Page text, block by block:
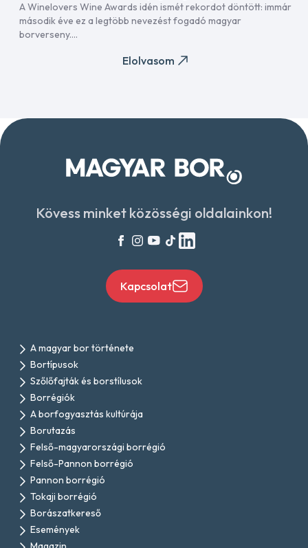
A Winelovers Wine Awards idén ismét rekordot döntött: immár
második éve ez a legtöbb nevezést fogadó magyar
borverseny....
Elolvasom
Kövess minket közösségi oldalainkon!
Kapcsolat
A magyar bor története
Bortípusok
Szőlőfajták és borstílusok
Borrégiók
A borfogyasztás kultúrája
Borutazás
Felső-magyarországi borrégió
Felső-Pannon borrégió
Pannon borrégió
Tokaji borrégió
Borászatkereső
Események